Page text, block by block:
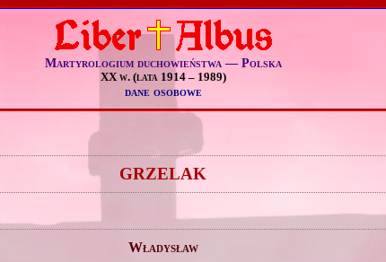
Martyrologium duchowieństwa — Polska
XX w. (lata 1914 – 1989)
dane osobowe
GRZELAK
Władysław